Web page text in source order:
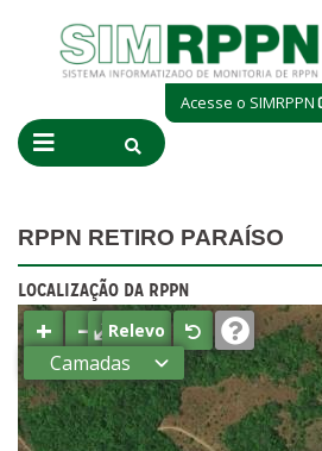
Acesse o SIMRPPN
RPPN RETIRO PARAÍSO
LOCALIZAÇÃO DA RPPN
+ −⤢Relevo
Camadas
Estados
Municípios